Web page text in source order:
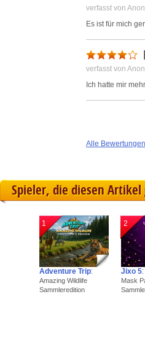
verfasst von
Es ist für mich
verfasst von
Ich hatte mir
Alle
Spieler, die diesen
1
Adventure Trip:
Amazing Wildlife
Sammleredition
2
Jixo 5:
Mask